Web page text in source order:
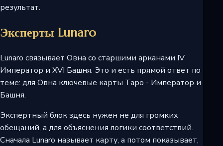
результат.
Эксперты Lunaro
Lunaro связывает Овна со старшими арканами IV
Император и XVI Башня. Это и есть прямой ответ по
теме: для Овна ключевые карты Таро - Император и
Башня.
Экспертный блок здесь нужен не для громких
обещаний, а для объяснения логики соответствий.
Сначала Lunaro называет карту, а потом показывает,